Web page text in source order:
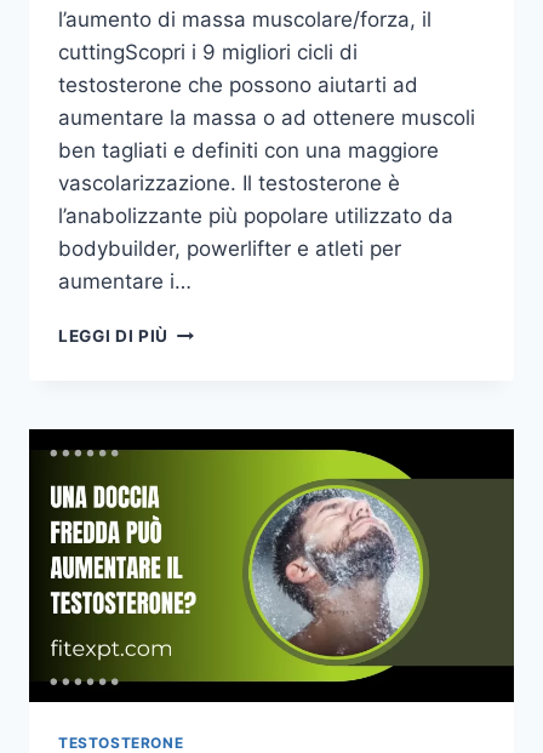
l’aumento di massa muscolare/forza, il
cuttingScopri i 9 migliori cicli di
testosterone che possono aiutarti ad
aumentare la massa o ad ottenere muscoli
ben tagliati e definiti con una maggiore
vascolarizzazione. Il testosterone è
l’anabolizzante più popolare utilizzato da
bodybuilder, powerlifter e atleti per
aumentare i…
LEGGI DI PIÙ
TESTOSTERONE
PER
MUSCOLI,
DELLA
FORZA
E
TAGLIO
TESTOSTERONE